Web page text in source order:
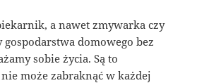
a nawet zmywarka czy
domowego bez
sobie życia. Są to
może zabraknąć w każdej